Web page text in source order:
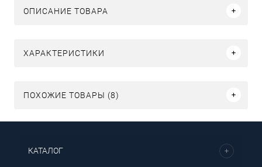
ОПИСАНИЕ ТОВАРА
ХАРАКТЕРИСТИКИ
ПОХОЖИЕ ТОВАРЫ (8)
КАТАЛОГ